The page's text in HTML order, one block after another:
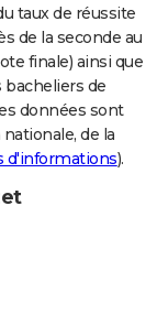
taux de réussite
de la seconde au
finale) ainsi que
de
données sont
de la
d'informations).